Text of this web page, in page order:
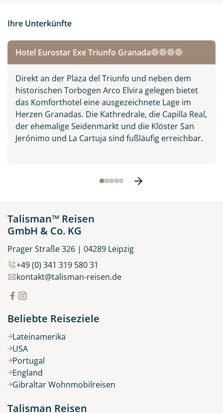
Alhambra in Granada,
Spanien
stock.adobe.com
Ihre Unterkünfte
Hotel Eurostar Exe Triunfo Granada
Direkt an der Plaza del Triunfo und neben dem
historischen Torbogen Arco Elvira gelegen bietet
das Komforthotel eine ausgezeichnete Lage im
Herzen Granadas. Die Kathredrale, die Capilla Real,
der ehemalige Seidenmarkt und die Klöster San
Jerónimo und La Cartuja sind fußläufig erreichbar.
Talisman™ Reisen
GmbH & Co. KG
Prager Straße 326 | 04289 Leipzig
+49 (0) 341 319 580 31
kontakt@talisman-reisen.de
Beliebte Reiseziele
Lateinamerika
USA
Portugal
England
Gibraltar Wohnmobilreisen
Talisman Reisen